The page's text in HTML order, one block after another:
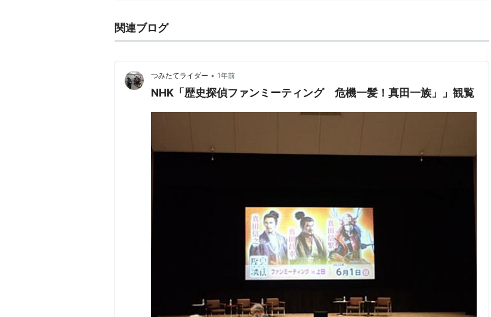
関連ブログ
つみたてライダー • 1年前
NHK「歴史探偵ファンミーティング 危機一髪！真田一族」」観覧